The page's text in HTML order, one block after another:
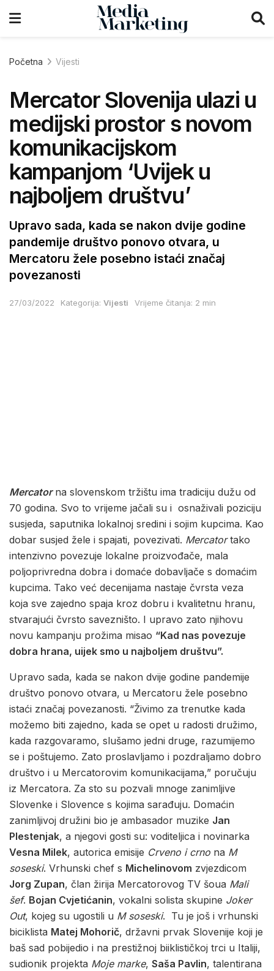
Početna Vijesti
Mercator Slovenija ulazi u
medijski prostor s novom
komunikacijskom
kampanjom ‘Uvijek u
najboljem društvu’
Upravo sada, kada se nakon dvije godine
pandemije društvo ponovo otvara, u
Mercatoru žele posebno istaći značaj
povezanosti
27/03/2022 Kategorija: Vijesti Vrijeme čitanja: 2 min
Mercatorna slovenskom tržištu ima tradiciju dužu od
70 godina. Svo to vrijeme jačali su i osnaživali poziciju
susjeda, saputnika lokalnoj sredini i sojim kupcima. Kao
dobar susjed žele i spajati, povezivati. Mercatortako
intenzivno povezuje lokalne proizvođače, mala
poljoprivredna dobra i domaće dobavljače s domaćim
kupcima. Tako već decenijama nastaje čvrsta veza
koja sve zajedno spaja kroz dobru i kvalitetnu hranu,
stvarajući čvrsto savezništo. I upravo zato njihovu
novu kampanju prožima misao “Kad nas povezuje
dobra hrana, uijek smo u najboljem društvu”.
Upravo sada, kada se nakon dvije godine pandemije
društvo ponovo otvara, u Mercatoru žele posebno
istaći značaj povezanosti. “Živimo za trenutke kada
možemo biti zajedno, kada se opet u radosti družimo,
kada razgovaramo, slušamo jedni druge, razumijemo
se i poštujemo. Zato proslavljamo i pozdraljamo dobro
društvo i u Mercatorovim komunikacijama,” poručuju
iz Mercatora. Za sto su pozvali mnoge zanimljive
Slovenke i Slovence s kojima sarađuju. Domaćin
zanimljivoj družini bio je ambasador muzike Jan
Plestenjak, a njegovi gosti su: voditeljica i novinarka
Vesna Milek, autorica emisije Crveno i crno na M
soseski. Vrhunski chef s Michelinovom zvjezdicom
Jorg Zupan, član žirija Mercatorovog TV šoua Mali
šef. Bojan Cvjetićanin, vokalni solista skupine Joker
Out, kojeg su ugostili u M soseski. Tu je još i vrhunski
biciklista Matej Mohorič, državni prvak Slovenije koji je
baš sad pobijedio i na prestižnoj biiklističkoj trci u Italiji,
sudionik projekta Moje marke, Saša Pavlin, talentirana